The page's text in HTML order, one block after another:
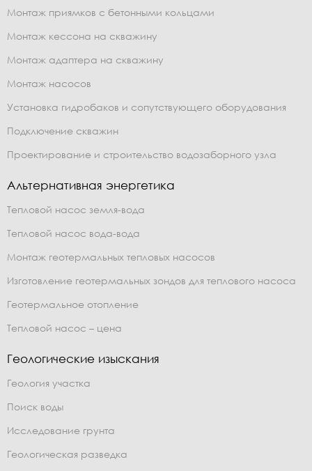
Монтаж приямков с бетонными кольцами
Монтаж кессона на скважину
Монтаж адаптера на скважину
Монтаж насосов
Установка гидробаков и сопутствующего оборудования
Подключение скважин
Проектирование и строительство водозаборного узла
Альтернативная энергетика
Тепловой насос земля-вода
Тепловой насос вода-вода
Монтаж геотермальных тепловых насосов
Изготовление геотермальных зондов для теплового насоса
Геотермальное отопление
Тепловой насос – цена
Геологические изыскания
Геология участка
Поиск воды
Исследование грунта
Геологическая разведка